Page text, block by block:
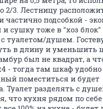
2/3. Лестницу
частично подсобкой -
сушку тоже в "хоз блок"
туалетом/душем.
в длину и уменьшить
был не квадрат, а
- тогда там шкаф
поместиться и будет
Туалет разделять с
что кухня рядом по